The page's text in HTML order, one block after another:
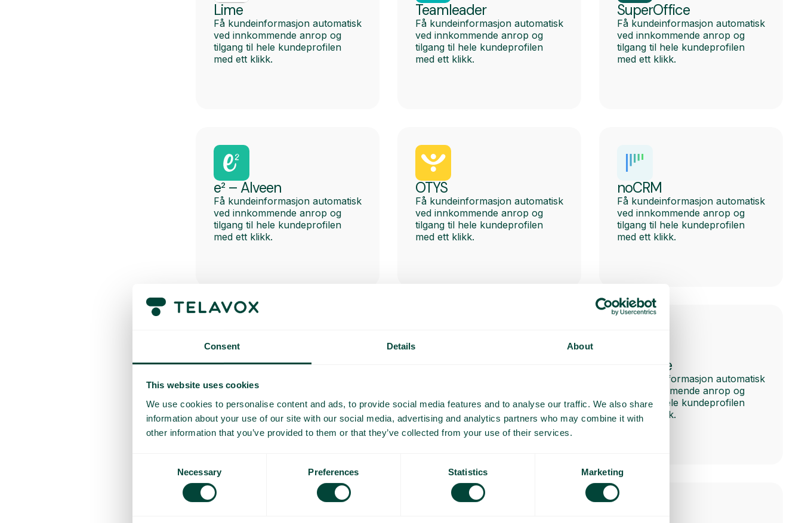
Consent Details About
This website uses cookies
We use cookies to personalise content and ads, to provide social media features and to analyse our traffic. We also share
information about your use of our site with our social media, advertising and analytics partners who may combine it with
other information that you’ve provided to them or that they’ve collected from your use of their services.
Necessary Preferences Statistics Marketing
Lime
Få kundeinformasjon automatisk
ved innkommende anrop og
tilgang til hele kundeprofilen
med ett klikk.
Teamleader
Få kundeinformasjon automatisk
ved innkommende anrop og
tilgang til hele kundeprofilen
med ett klikk.
SuperOffice
Få kundeinformasjon automatisk
ved innkommende anrop og
tilgang til hele kundeprofilen
med ett klikk.
e² – Alveen
Få kundeinformasjon automatisk
ved innkommende anrop og
tilgang til hele kundeprofilen
med ett klikk.
OTYS
Få kundeinformasjon automatisk
ved innkommende anrop og
tilgang til hele kundeprofilen
med ett klikk.
noCRM
Få kundeinformasjon automatisk
ved innkommende anrop og
tilgang til hele kundeprofilen
med ett klikk.
1CRM
Få kundeinformasjon automatisk
ved innkommende anrop og
tilgang til hele kundeprofilen
med ett klikk.
tilgang til hele kundeprofilen
med ett klikk.
Pipedrive
Få kundeinformasjon automatisk
ved innkommende anrop og
tilgang til hele kundeprofilen
med ett klikk.